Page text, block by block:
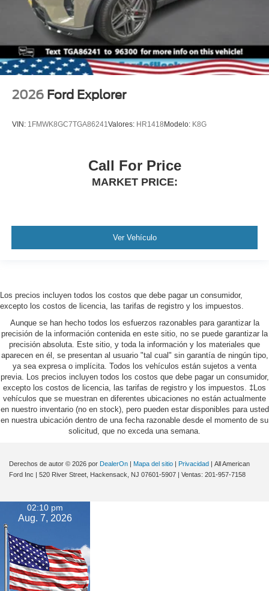
2026 Ford Explorer
VIN: 1FMWK8GC7TGA86241Valores: HR1418 Modelo: K8G
Call For Price
MARKET PRICE:
Ver Vehículo
Los precios incluyen todos los costos que debe pagar un consumidor,
excepto los costos de licencia, las tarifas de registro y los impuestos.
Aunque se han hecho todos los esfuerzos razonables para garantizar la
precisión de la información contenida en este sitio, no se puede garantizar la
precisión absoluta. Este sitio, y toda la información y los materiales que
aparecen en él, se presentan al usuario "tal cual" sin garantía de ningún tipo,
ya sea expresa o implícita. Todos los vehículos están sujetos a venta
previa. Los precios incluyen todos los costos que debe pagar un consumidor,
excepto los costos de licencia, las tarifas de registro y los impuestos. ‡Los
vehículos que se muestran en diferentes ubicaciones no están actualmente
en nuestro inventario (no en stock), pero pueden estar disponibles para usted
en nuestra ubicación dentro de una fecha razonable desde el momento de su
solicitud, que no exceda una semana.
Derechos de autor © 2026 por DealerOn Mapa del sitio Privacidad | All American
Ford Inc
520 River Street, Hackensack, NJ 07601-5907 | Ventas: 201-957-7158
02:10 pm
Aug. 7, 2026